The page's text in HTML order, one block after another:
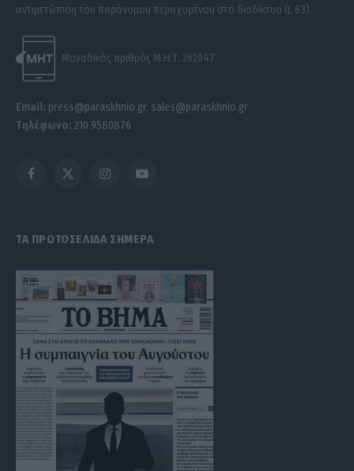
αντιμετώπιση του παράνομου περιεχομένου στο διαδίκτυο (L 63).
Μοναδικός αριθμός Μ.Η.Τ. 262047
Email: press@paraskhnio.gr, sales@paraskhnio.gr
Τηλέφωνο: 210 9580876
Facebook
X
InstagramYouTube
ΤΑ ΠΡΩΤΟΣΕΛΙΔΑ ΣΗΜΕΡΑ